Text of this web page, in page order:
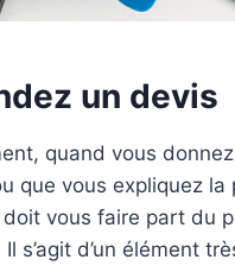
un devis
quand vous
que vous expliquez la
vous faire part du
s’agit d’un élément